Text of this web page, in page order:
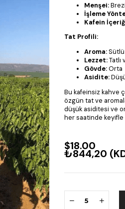
Menşei:
İşleme
Kafein
Tat Profili:
Aroma:Sütlü
Lezzet:Tatlı
Gövde:Orta
Asidite:
Bu kafeinsiz kahve
özgün tat ve
düşük asiditesi ve
her saatinde
$18.00
₺844,20